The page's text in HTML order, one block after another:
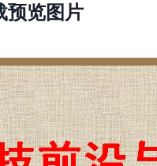
预览图片